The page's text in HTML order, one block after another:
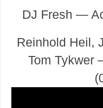
DJ Fresh —
Reinhold Heil,
Tom Tykwer